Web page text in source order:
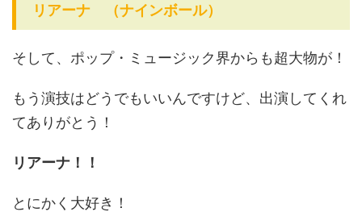
リアーナ （ナインボール）
そして、ポップ・ミュージック界からも超大物が！
もう演技はどうでもいいんですけど、出演してくれ
てありがとう！
リアーナ！！
とにかく大好き！